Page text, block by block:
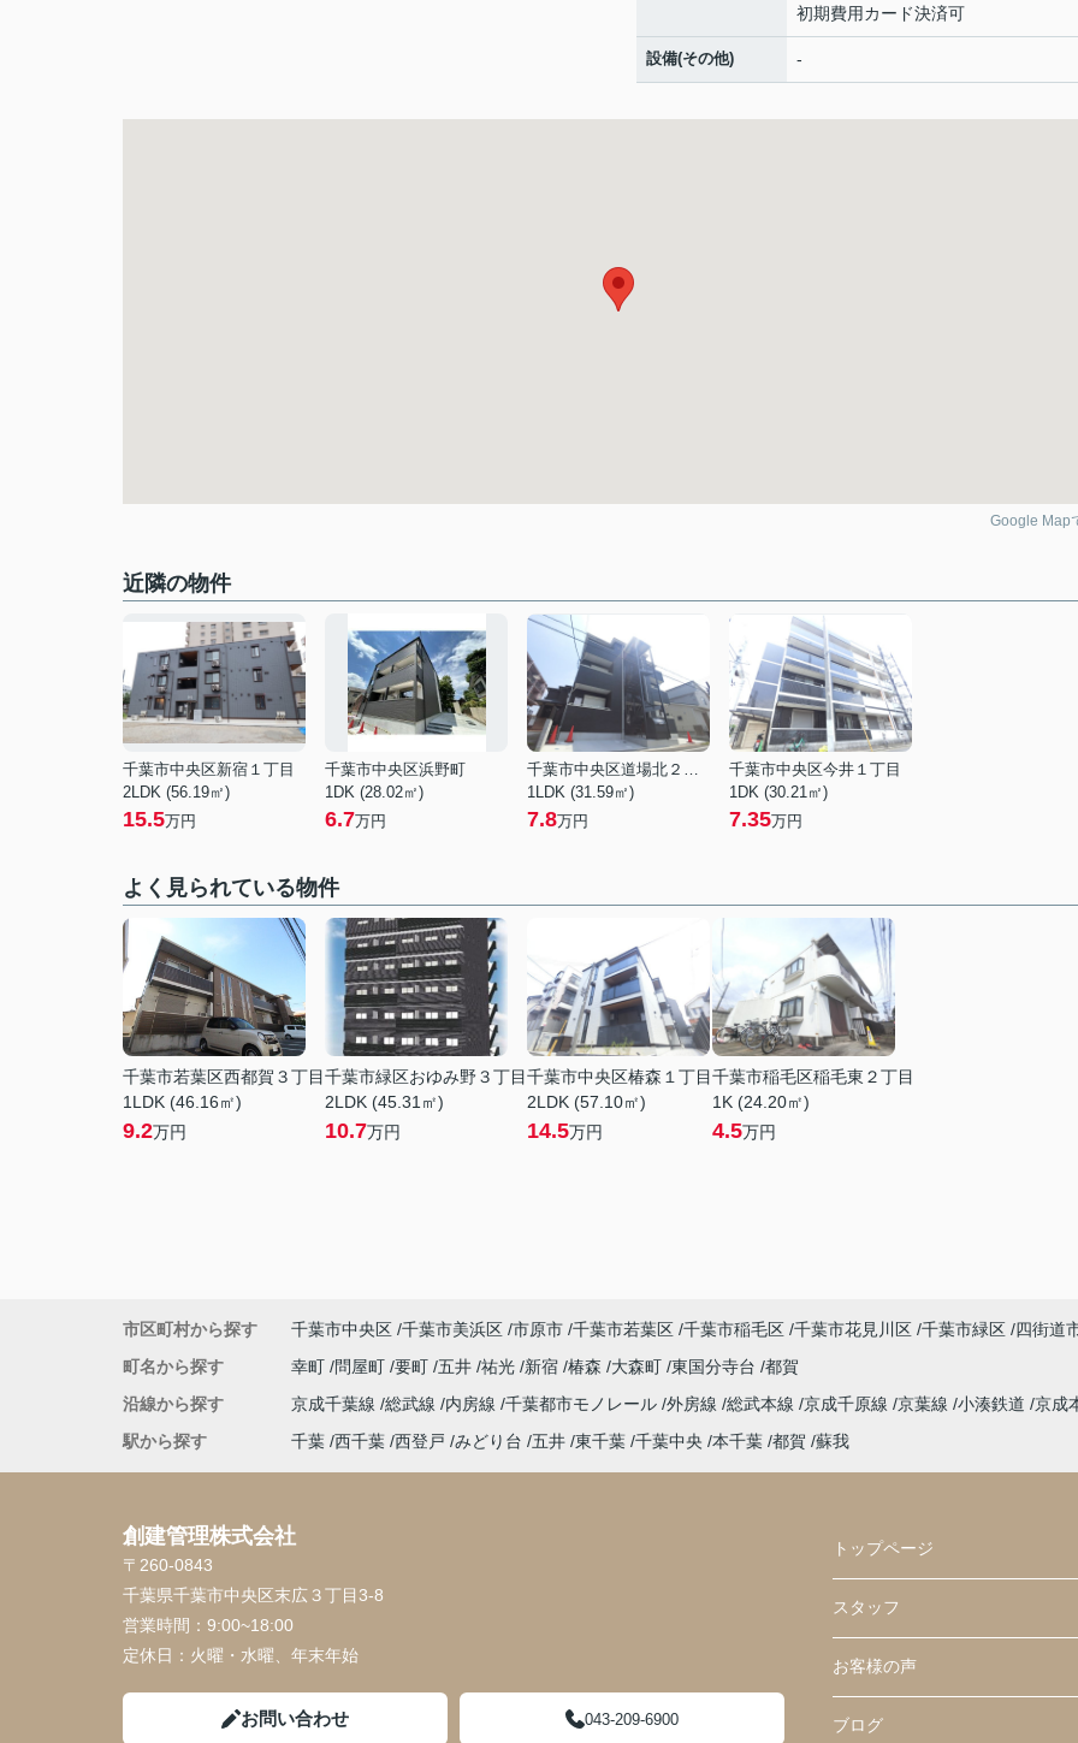
初期費用カード決済可
設備(その他) -
Google Map
近隣の物件
千葉市中央区新宿１丁目
2LDK (56.19㎡)
15.5万円
千葉市中央区浜野町
1DK (28.02㎡)
6.7万円
千葉市中央区道場北２丁目
1LDK (31.59㎡)
7.8万円
千葉市中央区今井１丁目
1DK (30.21㎡)
7.35万円
よく見られている物件
千葉市若葉区西都賀３丁目
1LDK (46.16㎡)
9.2万円
千葉市緑区おゆみ野３丁目
2LDK (45.31㎡)
10.7万円
千葉市中央区椿森１丁目
2LDK (57.10㎡)
14.5万円
千葉市稲毛区稲毛東２丁目
1K (24.20㎡)
4.5万円
市区町村から探す 千葉市中央区 千葉市美浜区 市原市 千葉市若葉区 千葉市稲毛区 千葉市花見川区 千葉市緑区 四街道
町名から探す
幸町 問屋町 要町 五井 祐光 新宿 椿森 大森町 東国分寺台 都賀
沿線から探す
京成千葉線 総武線 内房線 千葉都市モノレール 外房線 総武本線 京成千原線 京葉線 小湊鉄道 京成
駅から探す
千葉 西千葉 西登戸 みどり台 五井 東千葉 千葉中央 本千葉 都賀 蘇我
創建管理株式会社
〒260-0843
千葉県千葉市中央区末広３丁目3-8
営業時間： 9:00~18:00
定休日： 火曜・水曜、年末年始
お問い合わせ 043-209-6900
トップページ
スタッフ
お客様の声
ブログ